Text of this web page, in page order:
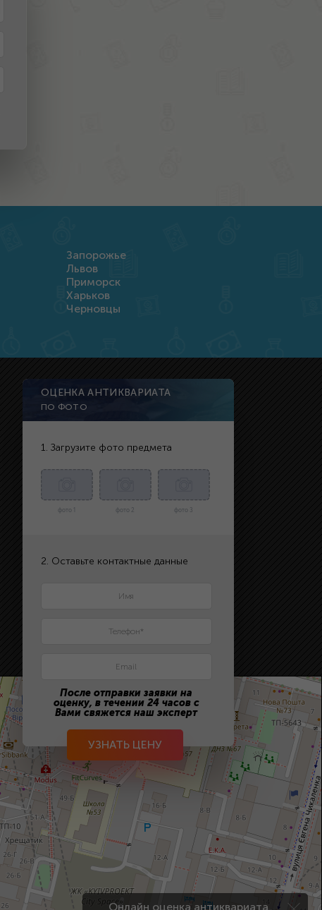
Запорожье
Львов
Приморск
Харьков
Черновцы
ОЦЕНКА АНТИКВАРИАТА
ПО ФОТО
1. Загрузите фото предмета
фото 1 фото 2 фото 3
2. Оставьте контактные данные
После отправки заявки на
оценку, в течении 24 часов с
Вами свяжется наш эксперт
УЗНАТЬ ЦЕНУ
Онлайн оценка антиквариата